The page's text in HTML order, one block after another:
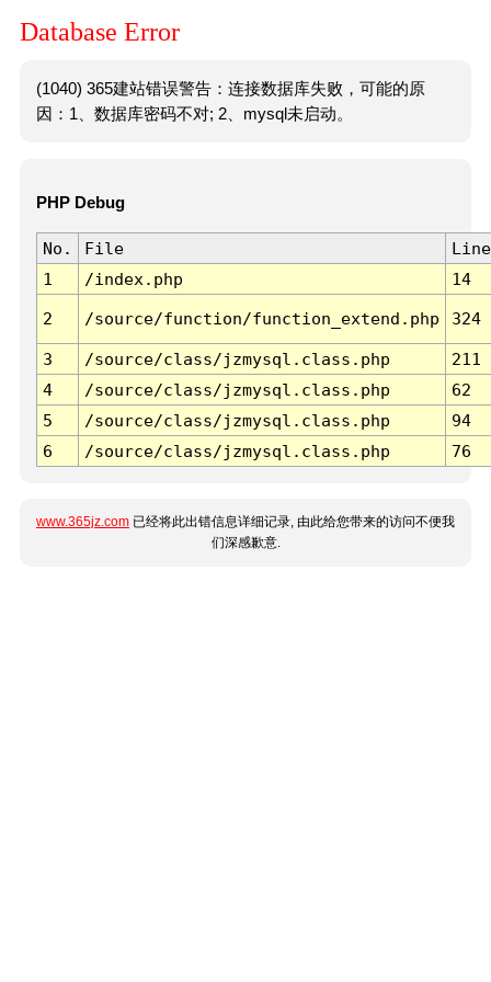
Database Error
(1040) 365建站错误警告：连接数据库失败，可能的原
因：1、数据库密码不对; 2、mysql未启动。
PHP Debug
No. File
Line
1
/index.php 14
2 /source/function/function_extend.php 324
3 /source/class/jzmysql.class.php
211
4
/source/class/jzmysql.class.php
62
5
/source/class/jzmysql.class.php
94
6
/source/class/jzmysql.class.php 76
www.365jz.com 已经将此出错信息详细记录, 由此给您带来的访问不便我
们深感歉意.